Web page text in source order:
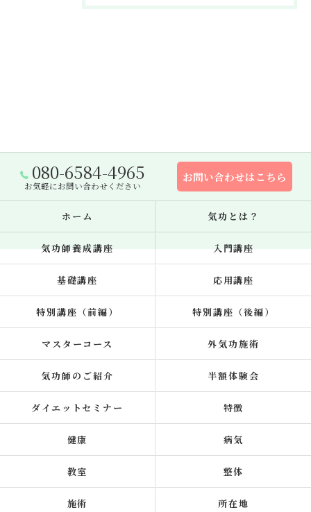
080-6584-4965
お気軽にお問い合わせください
お問い合わせはこちら
ホーム 気功とは？
気功師養成講座 入門講座
基礎講座 応用講座
特別講座（前編） 特別講座（後編）
マスターコース 外気功施術
気功師のご紹介 半額体験会
ダイエットセミナー 特徴
健康 病気
教室 整体
施術 所在地